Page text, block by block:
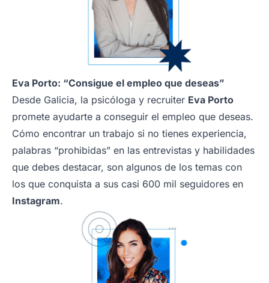
Eva Porto: “Consigue el empleo que deseas”
Desde Galicia, la psicóloga y recruiter Eva Porto
promete ayudarte a conseguir el empleo que deseas.
Cómo encontrar un trabajo si no tienes experiencia,
palabras “prohibidas” en las entrevistas y habilidades
que debes destacar, son algunos de los temas con
los que conquista a sus casi 600 mil seguidores en
Instagram.